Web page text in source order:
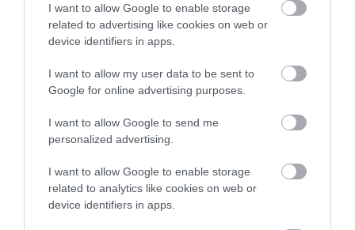
I want to allow Google to enable storage
related to advertising like cookies on web or
device identifiers in apps.
I want to allow my user data to be sent to
Google for online advertising purposes.
I want to allow Google to send me
personalized advertising.
I want to allow Google to enable storage
related to analytics like cookies on web or
device identifiers in apps.
18
MŰANYAG